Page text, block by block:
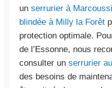
un serrurier à
blindée à Milly la Forêt
protection optimale.
de l’Essonne, nous
consulter un serrurier
des besoins de